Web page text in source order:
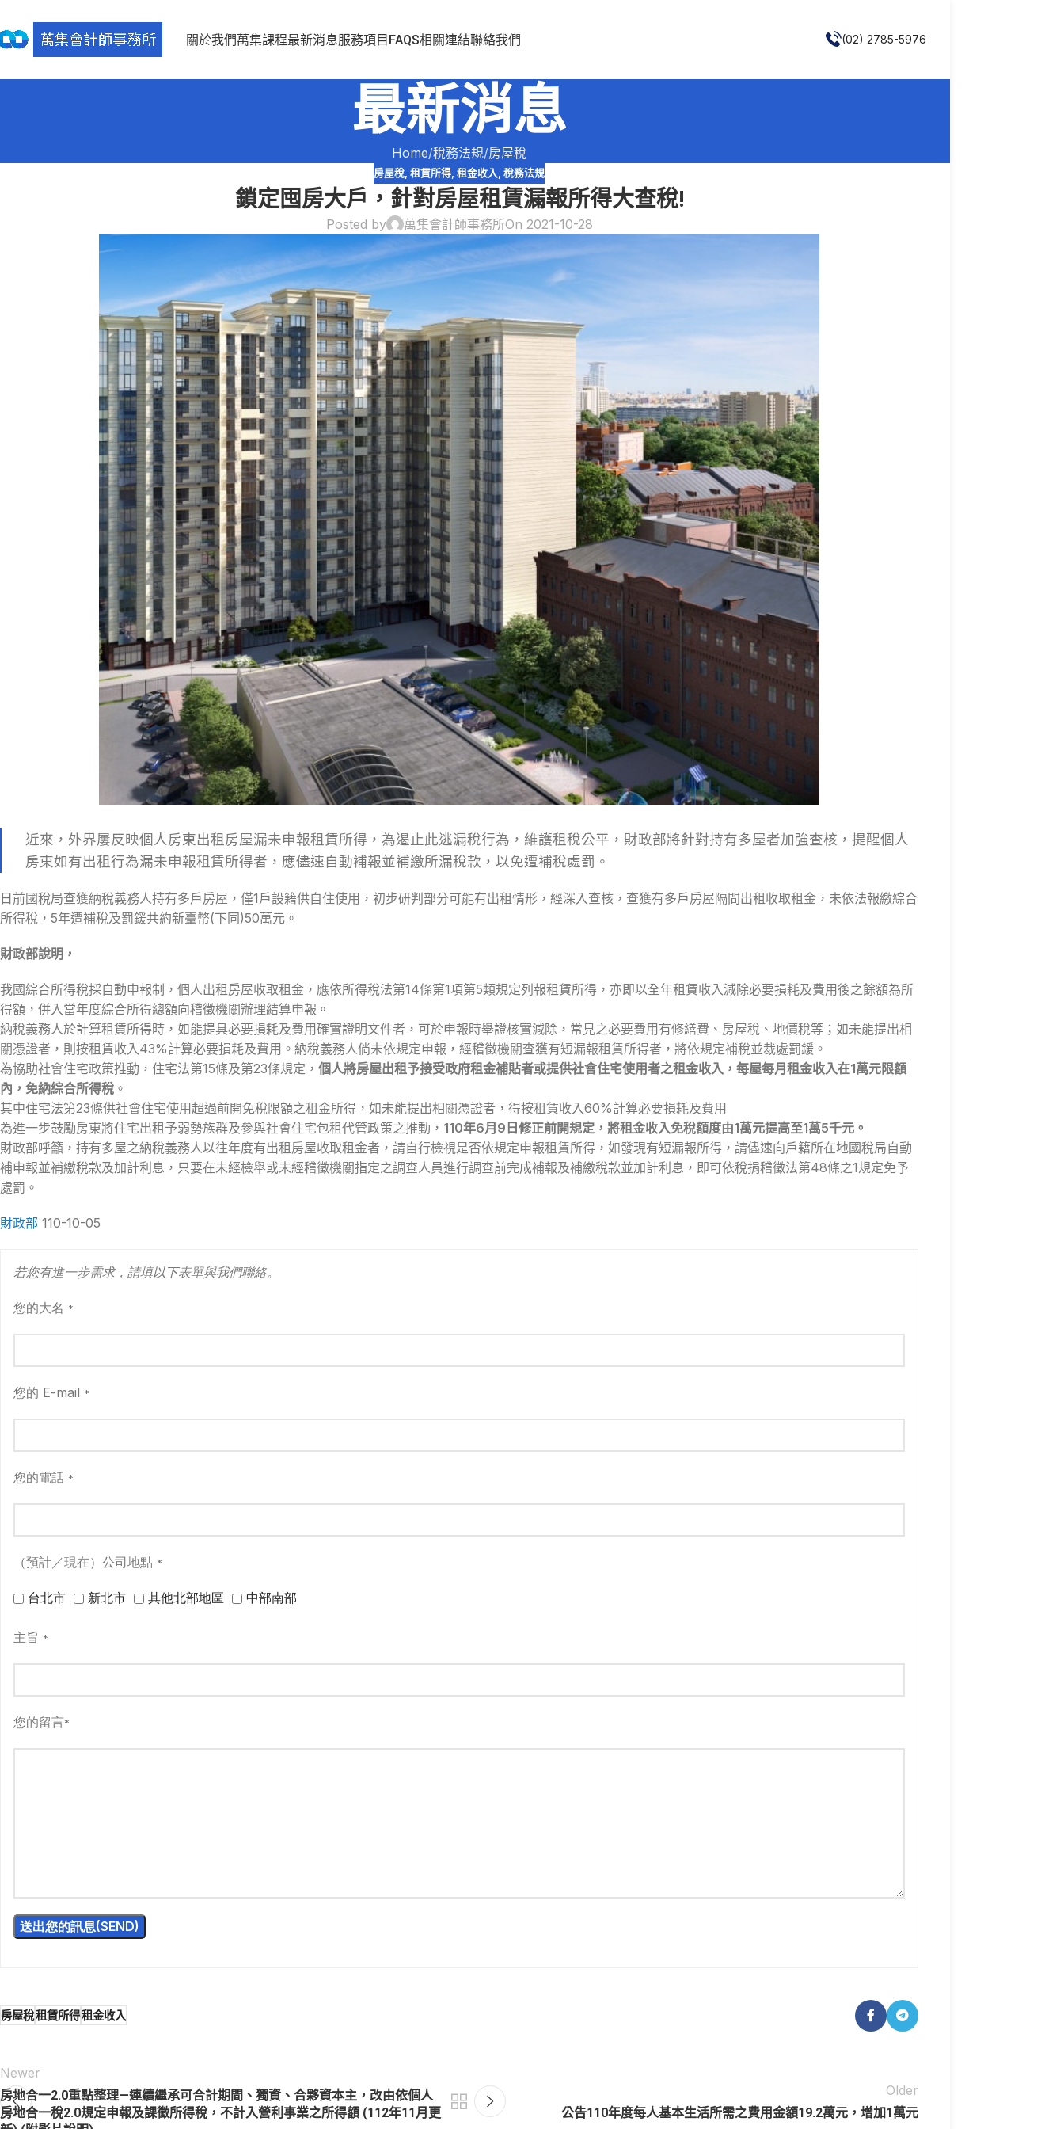
關於我們萬集課程最新消息服務項目 FAQS相關連結聯絡我們 (02) 2785-5976
最新消息
Home 稅務法規 房屋稅
房屋稅, 租賃所得, 租金收入, 稅務法規
鎖定囤房大戶，針對房屋租賃漏報所得大查稅!
Posted by 萬集會計師事務所On 2021-10-28
近來，外界屢反映個人房東出租房屋漏未申報租賃所得，為遏止此逃漏稅行為，維護租稅公平，財政部將針對持有多屋者加強查核，提醒個人
房東如有出租行為漏未申報租賃所得者，應儘速自動補報並補繳所漏稅款，以免遭補稅處罰。
日前國稅局查獲納稅義務人持有多戶房屋，僅1戶設籍供自住使用，初步研判部分可能有出租情形，經深入查核，查獲有多戶房屋隔間出租收取租金，未依法報繳綜合
所得稅，5年遭補稅及罰鍰共約新臺幣(下同)50萬元。
財政部說明，
我國綜合所得稅採自動申報制，個人出租房屋收取租金，應依所得稅法第14條第1項第5類規定列報租賃所得，亦即以全年租賃收入減除必要損耗及費用後之餘額為所
得額，併入當年度綜合所得總額向稽徵機關辦理結算申報。
納稅義務人於計算租賃所得時，如能提具必要損耗及費用確實證明文件者，可於申報時舉證核實減除，常見之必要費用有修繕費、房屋稅、地價稅等；如未能提出相
關憑證者，則按租賃收入43%計算必要損耗及費用。納稅義務人倘未依規定申報，經稽徵機關查獲有短漏報租賃所得者，將依規定補稅並裁處罰鍰。
為協助社會住宅政策推動，住宅法第15條及第23條規定， 個人將房屋出租予接受政府租金補貼者或提供社會住宅使用者之租金收入，每屋每月租金收入在1萬元限額
內，免納綜合所得稅 。
其中住宅法第23條供社會住宅使用超過前開免稅限額之租金所得，如未能提出相關憑證者，得按租賃收入60%計算必要損耗及費用
為進一步鼓勵房東將住宅出租予弱勢族群及參與社會住宅包租代管政策之推動， 110年6月9日修正前開規定，將租金收入免稅額度由1萬元提高至1萬5千元。
財政部呼籲，持有多屋之納稅義務人以往年度有出租房屋收取租金者，請自行檢視是否依規定申報租賃所得，如發現有短漏報所得，請儘速向戶籍所在地國稅局自動
補申報並補繳稅款及加計利息，只要在未經檢舉或未經稽徵機關指定之調查人員進行調查前完成補報及補繳稅款並加計利息，即可依稅捐稽徵法第48條之1規定免予
處罰。
財政部 110-10-05
若您有進一步需求，請填以下表單與我們聯絡。
您的大名 *
您的 E-mail *
您的電話 *
（預計／現在）公司地點 *
台北市 新北市 其他北部地區 中部南部
主旨 *
您的留言*
房屋稅租賃所得租金收入
Newer
房地合一2.0重點整理—連續繼承可合計期間、獨資、合夥資本主，改由依個人
房地合一稅2.0規定申報及課徵所得稅，不計入營利事業之所得額 (112年11月更
Older
公告110年度每人基本生活所需之費用金額19.2萬元，增加1萬元